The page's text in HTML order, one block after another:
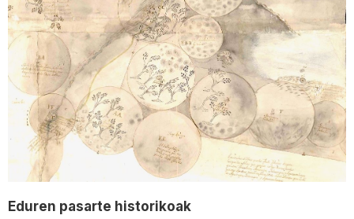
Eduren pasarte historikoak